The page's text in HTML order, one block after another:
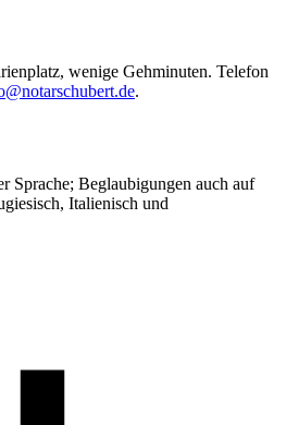
wenige Gehminuten. Telefon
.
Sprache; Beglaubigungen auch auf
Italienisch und